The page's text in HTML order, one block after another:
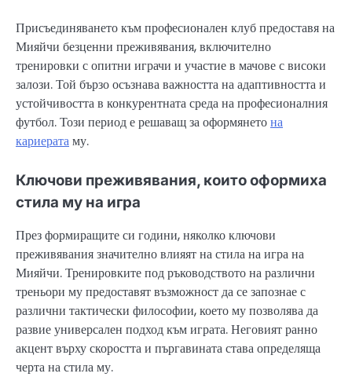
Присъединяването към професионален клуб предоставя на
Мияйчи безценни преживявания, включително
тренировки с опитни играчи и участие в мачове с високи
залози. Той бързо осъзнава важността на адаптивността и
устойчивостта в конкурентната среда на професионалния
футбол. Този период е решаващ за оформянетона
кариератаму.
Ключови преживявания, които оформиха
стила му на игра
През формиращите си години, няколко ключови
преживявания значително влияят на стила на игра на
Мияйчи. Тренировките под ръководството на различни
треньори му предоставят възможност да се запознае с
различни тактически философии, което му позволява да
развие универсален подход към играта. Неговият ранно
акцент върху скоростта и пъргавината става определяща
черта на стила му.